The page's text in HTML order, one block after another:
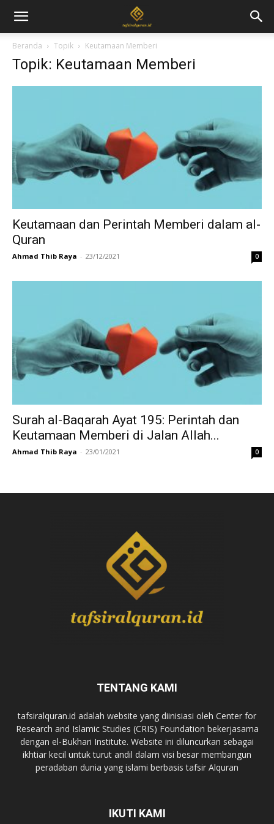
Beranda Topik Keutamaan Memberi
Topik: Keutamaan Memberi
Keutamaan dan Perintah Memberi dalam al-
Quran
Ahmad Thib Raya - 23/12/2021 0
Surah al-Baqarah Ayat 195: Perintah dan
Keutamaan Memberi di Jalan Allah...
Ahmad Thib Raya - 23/01/2021 0
TENTANG KAMI
tafsiralquran.id adalah website yang diinisiasi oleh Center for
Research and Islamic Studies (CRIS) Foundation bekerjasama
dengan el-Bukhari Institute. Website ini diluncurkan sebagai
ikhtiar kecil untuk turut andil dalam visi besar membangun
peradaban dunia yang islami berbasis tafsir Alquran
IKUTI KAMI